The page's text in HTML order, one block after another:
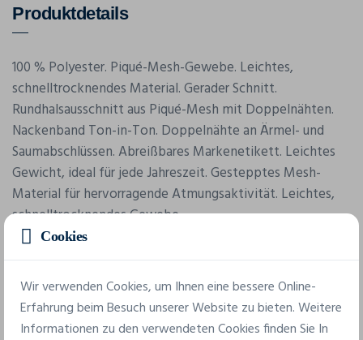
Produktdetails
100 % Polyester. Piqué-Mesh-Gewebe. Leichtes,
schnelltrocknendes Material. Gerader Schnitt.
Rundhalsausschnitt aus Piqué-Mesh mit Doppelnähten.
Nackenband Ton-in-Ton. Doppelnähte an Ärmel- und
Saumabschlüssen. Abreißbares Markenetikett. Leichtes
Gewicht, ideal für jede Jahreszeit. Gestepptes Mesh-
Material für hervorragende Atmungsaktivität. Leichtes,
schnelltrocknendes Gewebe.
Cookies
Wir verwenden Cookies, um Ihnen eine bessere Online-
Erfahrung beim Besuch unserer Website zu bieten. Weitere
Informationen zu den verwendeten Cookies finden Sie In